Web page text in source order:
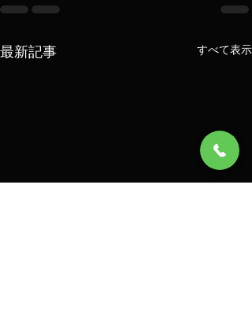
最新記事 すべて表示